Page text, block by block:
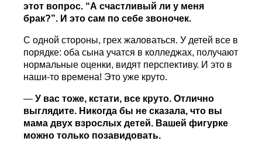
этот вопрос. “А счастливый ли у меня
брак?”. И это сам по себе звоночек.
С одной стороны, грех жаловаться. У детей все в
порядке: оба сына учатся в колледжах, получают
нормальные оценки, видят перспективу. И это в
наши-то времена! Это уже круто.
—У вас тоже, кстати, все круто. Отлично
выглядите. Никогда бы не сказала, что вы
мама двух взрослых детей. Вашей фигурке
можно только позавидовать.